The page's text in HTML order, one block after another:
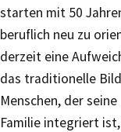
starten mit 50
beruflich neu zu
derzeit eine
das traditionelle
Menschen, der
Familie integriert